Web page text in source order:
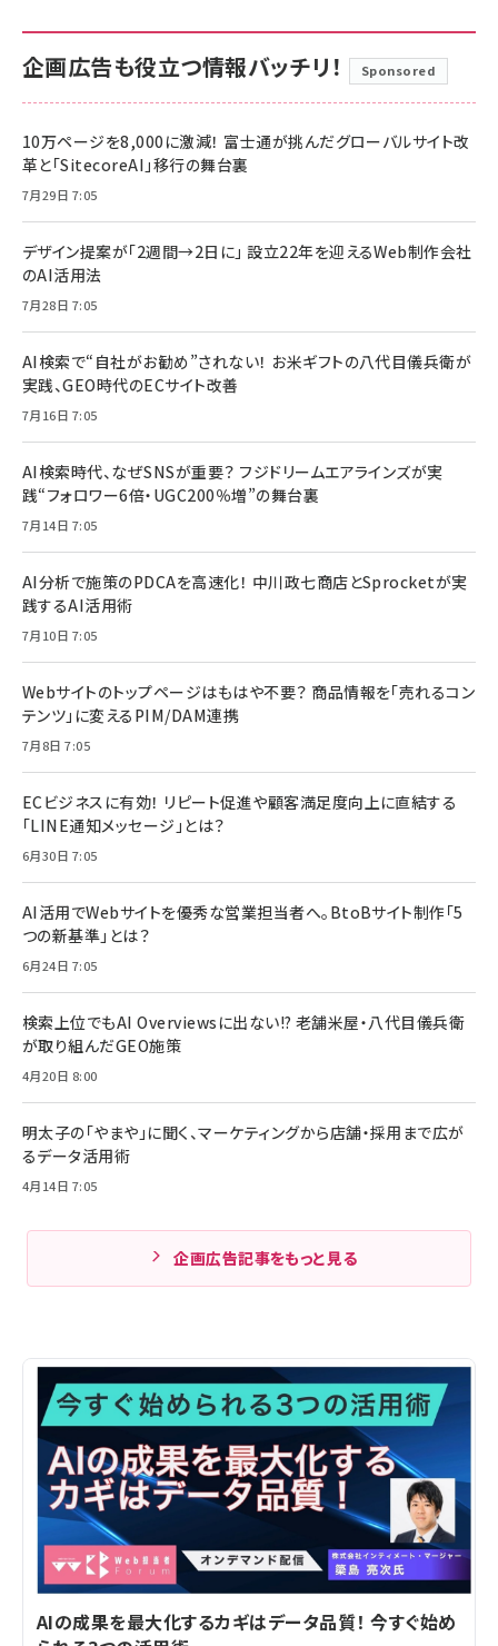
企画広告も役立つ情報バッチリ！ Sponsored
10万ページを8,000に激減！ 富士通が挑んだグローバルサイト改
革と「SitecoreAI」移行の舞台裏
7月29日 7:05
デザイン提案が「2週間→2日に」 設立22年を迎えるWeb制作会社
のAI活用法
7月28日 7:05
AI検索で“自社がお勧め”されない！ お米ギフトの八代目儀兵衛が
実践、GEO時代のECサイト改善
7月16日 7:05
AI検索時代、なぜSNSが重要？ フジドリームエアラインズが実
践“フォロワー6倍・UGC200％増”の舞台裏
7月14日 7:05
AI分析で施策のPDCAを高速化！ 中川政七商店とSprocketが実
践するAI活用術
7月10日 7:05
Webサイトのトップページはもはや不要？ 商品情報を「売れるコン
テンツ」に変えるPIM/DAM連携
7月8日 7:05
ECビジネスに有効！ リピート促進や顧客満足度向上に直結する
「LINE通知メッセージ」とは？
6月30日 7:05
AI活用でWebサイトを優秀な営業担当者へ。BtoBサイト制作「5
つの新基準」とは？
6月24日 7:05
検索上位でもAI Overviewsに出ない!? 老舗米屋・八代目儀兵衛
が取り組んだGEO施策
4月20日 8:00
明太子の「やまや」に聞く、マーケティングから店舗・採用まで広が
るデータ活用術
4月14日 7:05
企画広告記事をもっと見る
AIの成果を最大化するカギはデータ品質！ 今すぐ始め